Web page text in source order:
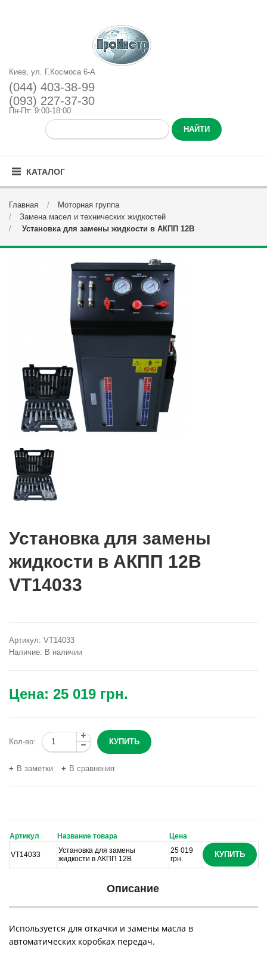
Киев, ул. Г.Космоса 6-А
(044) 403-38-99
(093) 227-37-30
Пн-Пт: 9:00-18:00
КАТАЛОГ
Главная
Моторная группа
Замена масел и технических жидкостей
Установка для замены жидкости в АКПП 12В
Установка для замены
жидкости в АКПП 12В
VT14033
Артикул: VT14033
Наличие: В наличии
Цена: 25 019 грн.
Кол-во:
В заметки В сравнения
Артикул Название товара Цена
VT14033
Установка для замены
жидкости в АКПП 12В
25 019
грн.
КУПИТЬ
Описание
Используется для откачки и замены масла в
автоматических коробках передач.